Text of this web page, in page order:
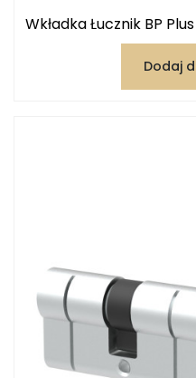
Wkładka Łucznik BP
Dodaj